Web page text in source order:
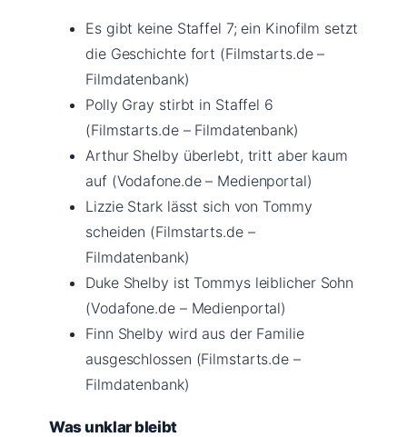
Es gibt keine Staffel 7; ein Kinofilm setzt
die Geschichte fort (Filmstarts.de –
Filmdatenbank)
Polly Gray stirbt in Staffel 6
(Filmstarts.de – Filmdatenbank)
Arthur Shelby überlebt, tritt aber kaum
auf (Vodafone.de – Medienportal)
Lizzie Stark lässt sich von Tommy
scheiden (Filmstarts.de –
Filmdatenbank)
Duke Shelby ist Tommys leiblicher Sohn
(Vodafone.de – Medienportal)
Finn Shelby wird aus der Familie
ausgeschlossen (Filmstarts.de –
Filmdatenbank)
Was unklar bleibt